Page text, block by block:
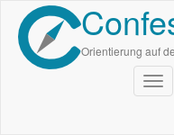
Direkt
zum
Inhalt
Orientierung auf